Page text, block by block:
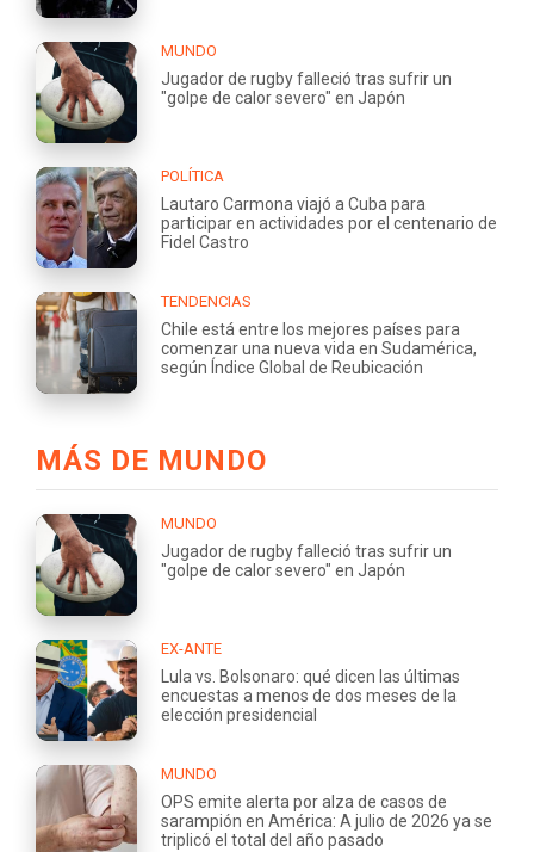
MUNDO
Jugador de rugby falleció tras sufrir un
"golpe de calor severo" en Japón
POLÍTICA
Lautaro Carmona viajó a Cuba para
participar en actividades por el centenario de
Fidel Castro
TENDENCIAS
Chile está entre los mejores países para
comenzar una nueva vida en Sudamérica,
según Índice Global de Reubicación
MÁS DE MUNDO
MUNDO
Jugador de rugby falleció tras sufrir un
"golpe de calor severo" en Japón
EX-ANTE
Lula vs. Bolsonaro: qué dicen las últimas
encuestas a menos de dos meses de la
elección presidencial
MUNDO
OPS emite alerta por alza de casos de
sarampión en América: A julio de 2026 ya se
triplicó el total del año pasado